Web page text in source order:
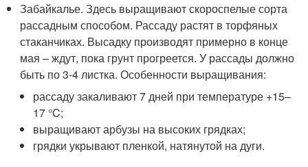
Забайкалье. Здесь выращивают скороспелые сорта
рассадным способом. Рассаду растят в торфяных
стаканчиках. Высадку производят примерно в конце
мая – ждут, пока грунт прогреется. У рассады должно
быть по 3-4 листка. Особенности выращивания:
рассаду закаливают 7 дней при температуре +15–
17 °C;
выращивают арбузы на высоких грядках;
грядки укрывают пленкой, натянутой на дуги.